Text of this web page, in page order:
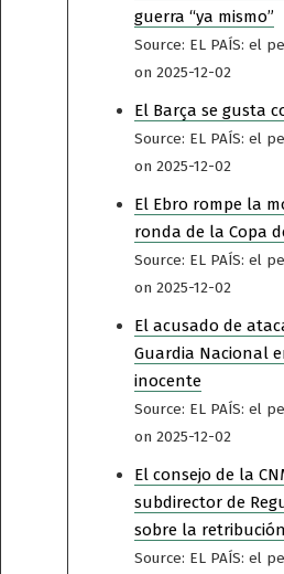
guerra “ya mismo”
Source: EL PAÍS: el
on 2025-12-02
El Barça se gusta
Source: EL PAÍS: el
on 2025-12-02
El Ebro rompe la
ronda de la Copa
Source: EL PAÍS: el
on 2025-12-02
El acusado de
Guardia Nacional
inocente
Source: EL PAÍS: el
on 2025-12-02
El consejo de la
subdirector de
sobre la
Source: EL PAÍS: el